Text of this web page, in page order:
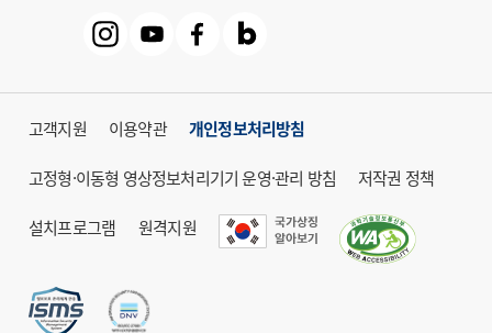
고객지원 이용약관 개인정보처리방침
고정형·이동형 영상정보처리기기 운영·관리 방침 저작권 정책
설치프로그램 원격지원